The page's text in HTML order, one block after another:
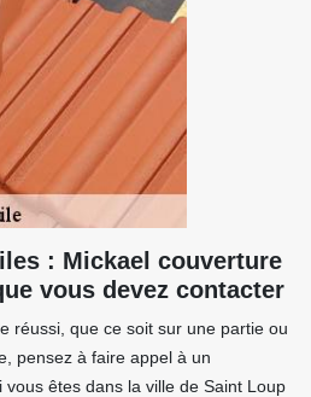
: Mickael couverture
vous devez contacter
réussi, que ce soit sur une partie ou
pensez à faire appel à un
êtes dans la ville de Saint Loup